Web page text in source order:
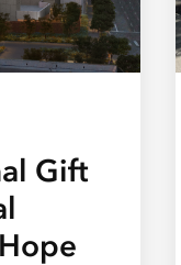
Gift